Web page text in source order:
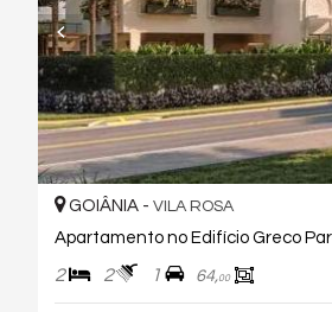
GOIÂNIA - VILA ROSA
2 2 1 64,00